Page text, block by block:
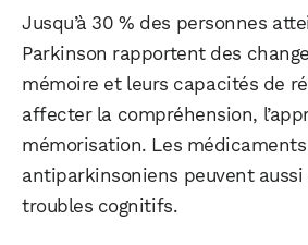
Jusqu’à 30 % des personnes
Parkinson rapportent des
mémoire et leurs capacités de
affecter la compréhension,
mémorisation. Les médicaments
antiparkinsoniens peuvent aussi
troubles cognitifs.